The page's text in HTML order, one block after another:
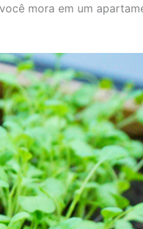
mora em um